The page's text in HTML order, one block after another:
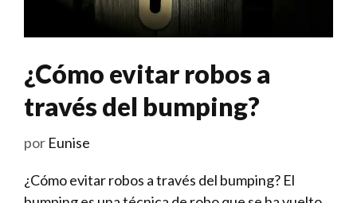
¿Cómo evitar robos a
través del bumping?
por Eunise
¿Cómo evitar robos⁢ a través ⁤del ⁣bumping? El